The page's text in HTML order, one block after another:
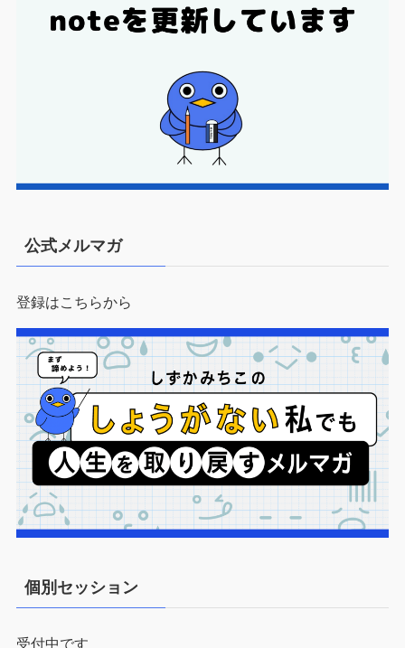
公式メルマガ
登録はこちらから
個別セッション
受付中です